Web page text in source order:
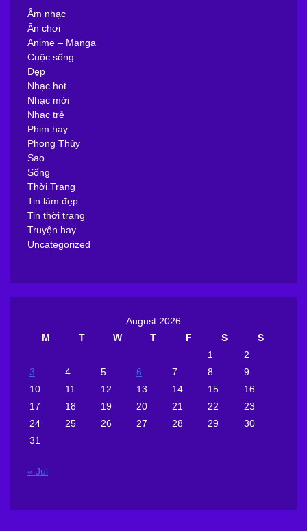
Âm nhạc
Ăn chơi
Anime – Manga
Cuộc sống
Đẹp
Nhạc hot
Nhạc mới
Nhạc trẻ
Phim hay
Phong Thủy
Sao
Sống
Thời Trang
Tin làm đẹp
Tin thời trang
Truyện hay
Uncategorized
August 2026
M
T W T F S
S
1
2
3
4 5 6 7 8
9
10
11 12 13 14 15
16
17
18 19 20 21 22
23
24
25 26 27 28 29
30
31
« Jul